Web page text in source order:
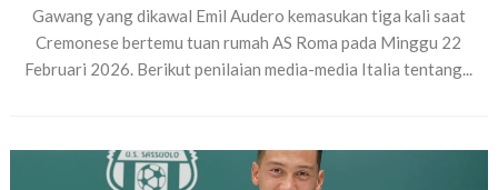
Gawang yang dikawal Emil Audero kemasukan tiga kali saat
Cremonese bertemu tuan rumah AS Roma pada Minggu 22
Februari 2026. Berikut penilaian media-media Italia tentang...